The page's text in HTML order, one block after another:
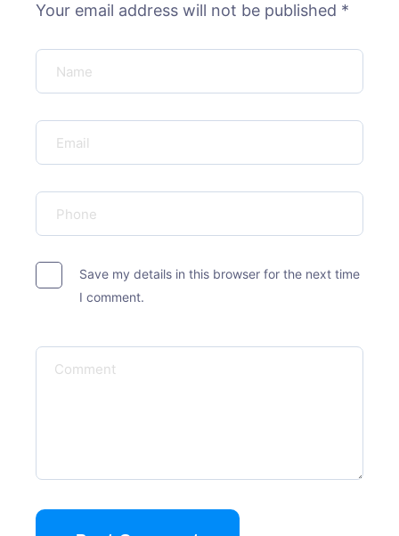
Your email address will not be published *
Save my details in this browser for the next time
I comment.